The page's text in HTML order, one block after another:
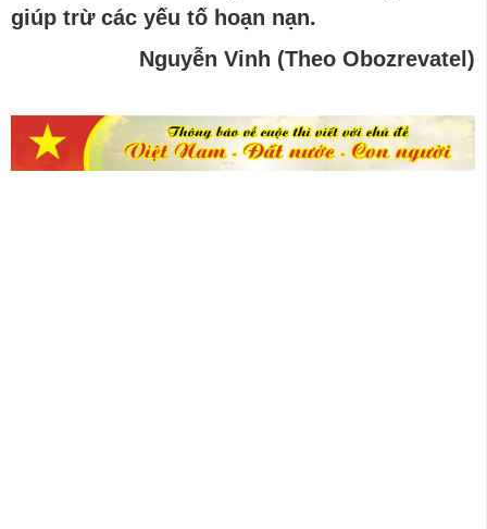
giúp trừ các yếu tố hoạn nạn.
Nguyễn Vinh (Theo Obozrevatel)